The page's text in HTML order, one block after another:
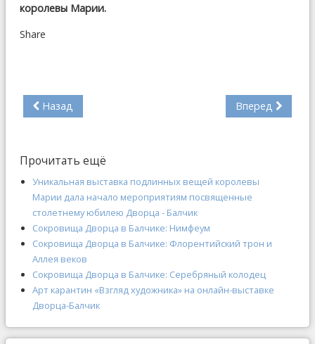
королевы Марии.
Share
Назад Вперед
Прочитать ещё
Уникальная выставка подлинных вещей королевы
Марии дала начало мероприятиям посвященные
столетнему юбилею Дворца - Балчик
Сокровища Дворца в Балчике: Нимфеум
Сокровища Дворца в Балчике: Флорентийский трон и
Аллея веков
Сокровища Дворца в Балчике: Серебряный колодец
Арт карантин «Взгляд художника» на онлайн-выставке
Дворца-Балчик